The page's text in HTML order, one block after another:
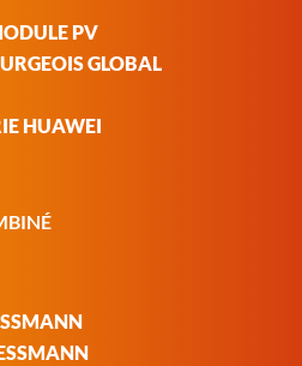
PV
GLOBAL
HUAWEI